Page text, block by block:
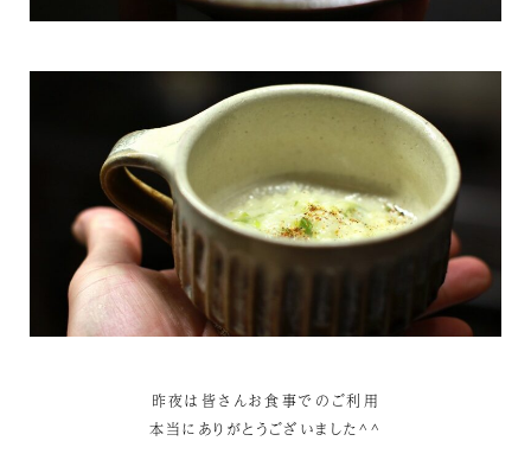
昨夜は皆さんお食事でのご利用
本当にありがとうございました^^